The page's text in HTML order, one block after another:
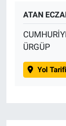
ATAN
ÜRGÜP
Yol